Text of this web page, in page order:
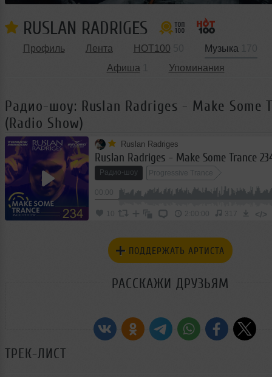
RUSLAN RADRIGES
Профиль Лента HOT100 Музыка
Афиша
Упоминания
Радио-шоу: Ruslan Radriges - Make Some
(Radio Show)
Ruslan Radriges
Радио-шоу Progressive Trance
2:00:00 317 </>
ПОДДЕРЖАТЬ АРТИСТА
РАССКАЖИ ДРУЗЬЯМ
ТРЕК-ЛИСТ